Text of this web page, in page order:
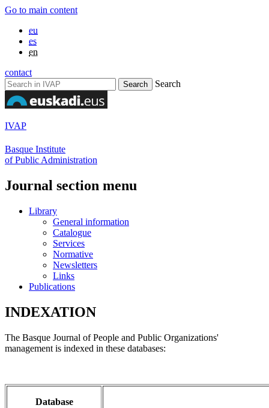
Go to main content
eu
es
en
contact
Search
IVAP
Basque Institute
of Public Administration
Journal section menu
Library
General information
Catalogue
Services
Normative
Newsletters
Links
Publications
INDEXATION
The Basque Journal of People and Public Organizations'
management is indexed in these databases:
Database